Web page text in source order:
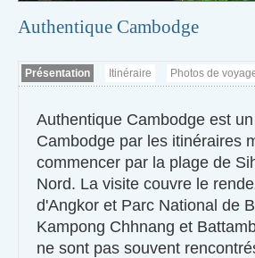
Authentique Cambodge
Présentation Itinéraire Photos de
Authentique Cambodge est
Cambodge par les itinéraires
commencer par la plage de
Nord. La visite couvre le
d'Angkor et Parc National de
Kampong Chhnang et
ne sont pas souvent